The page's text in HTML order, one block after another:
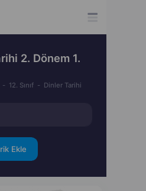
2. Dönem 1.
12. Sınıf Dinler Tarihi
Ekle